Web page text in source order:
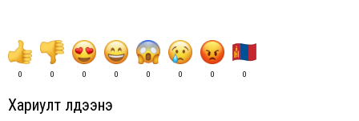
0 0 0 0 0 0 0 0
Хариулт үлдээнэ үү